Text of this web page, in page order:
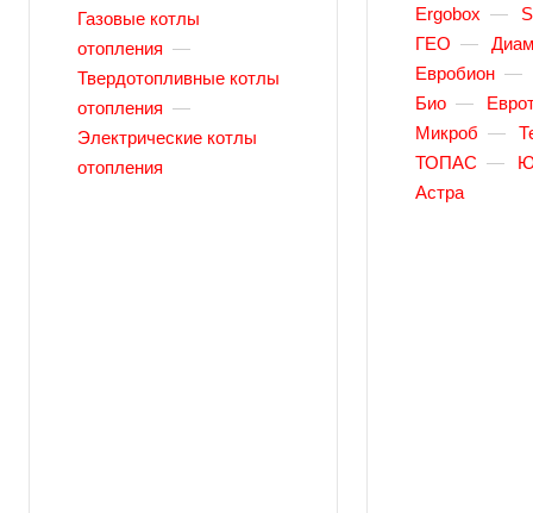
Газовые котлы
отопления —
Твердотопливные котлы
отопления —
Электрические котлы
отопления
Ergobox —
ГЕО —
Евробион —
Био —
Микроб —
ТОПАС —
Астра